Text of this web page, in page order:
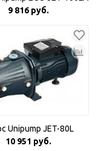
9 816 руб.
Unipump JET-80L
10 951 руб.